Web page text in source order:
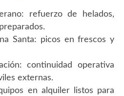
refuerzo de helados,
Santa: picos en frescos y
continuidad operativa
externas.
en alquiler listos para